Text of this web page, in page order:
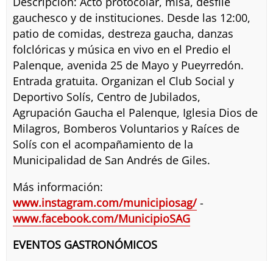
gauchesco y de instituciones. Desde las 12:00,
patio de comidas, destreza gaucha, danzas
folclóricas y música en vivo en el Predio el
Palenque, avenida 25 de Mayo y Pueyrredón.
Entrada gratuita. Organizan el Club Social y
Deportivo Solís, Centro de Jubilados,
Agrupación Gaucha el Palenque, Iglesia Dios de
Milagros, Bomberos Voluntarios y Raíces de
Solís con el acompañamiento de la
Municipalidad de San Andrés de Giles.
Más información:
www.instagram.com/municipiosag/-
www.facebook.com/MunicipioSAG
EVENTOS GASTRONÓMICOS